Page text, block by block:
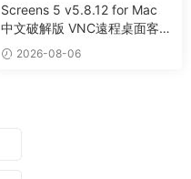
Screens 5 v5.8.12 for Mac
中文破解版 VNC遠程桌面客戶
端應用程序
2026-08-06